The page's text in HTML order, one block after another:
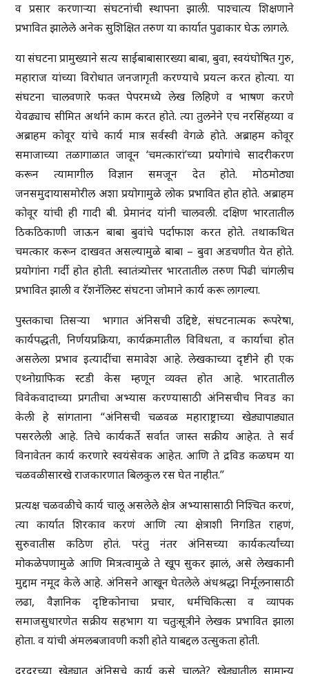
व प्रसार करणाऱ्या संघटनांची स्थापना झाली. पाश्चात्य शिक्षणाने
प्रभावित झालेले अनेक सुशिक्षित तरुण या कार्यात पुढाकार घेऊ लागले.
या संघटना प्रामुख्याने सत्य साईबाबासारख्या बाबा, बुवा, स्वयंघोषित गुरु,
महाराज यांच्या विरोधात जनजागृती करण्याचे प्रयत्न करत होत्या. या
संघटना चालवणारे फक्त पेपरमध्ये लेख लिहिणे व भाषण करणे
येवढ्याच सीमित अर्थाने काम करत होते. त्या तुलनेने एच नरसिंहय्या व
अब्राहम कोवूर यांचे कार्य मात्र सर्वस्वी वेगळे होते. अब्राहम कोवूर
समाजाच्या तळागाळात जावून ‘चमत्कारां’च्या प्रयोगांचे सादरीकरण
करून त्यामागील विज्ञान समजून देत होते. मोठमोठ्या
जनसमुदायासमोरील अशा प्रयोगामुळे लोक प्रभावित होत होते. अब्राहम
कोवूर यांची ही गादी बी. प्रेमानंद यांनी चालवली. दक्षिण भारतातील
ठिकठिकाणी जाऊन बाबा बुवांचे पर्दाफाश करत होते. तथाकथित
चमत्कार करून दाखवत असल्यामुळे बाबा – बुवा अडचणीत येत होते.
प्रयोगांना गर्दी होत होती. स्वातंत्र्योत्तर भारतातील तरुण पिढी चांगलीच
प्रभावित झाली व रॅशनॅलिस्ट संघटना जोमाने कार्य करू लागल्या.
पुस्तकाचा तिसऱ्या भागात अंनिसची उद्दिष्टे, संघटनात्मक रूपरेषा,
कार्यपद्धती, निर्णयप्रक्रिया, कार्यक्रमातील विविधता, व कार्याचा होत
असलेला प्रभाव इत्यादींचा समावेश आहे. लेखकाच्या दृष्टीने ही एक
एथ्नोग्राफिक स्टडी केस म्हणून व्यक्त होत आहे. भारतातील
विवेकवादाच्या प्रगतीचा अभ्यास करण्यासाठी अंनिसचीच निवड का
केली हे सांगताना “अंनिसची चळवळ महाराष्ट्राच्या खेड्यापाड्यात
पसरलेली आहे. तिचे कार्यकर्ते सर्वात जास्त सक्रीय आहेत. ते सर्व
विनावेतन कार्य करणारे स्वयंसेवक आहेत. आणि ते द्रविड कळघम या
चळवळीसारखे राजकारणात बिलकुल रस घेत नाहीत.”
प्रत्यक्ष चळवळीचे कार्य चालू असलेले क्षेत्र अभ्यासासाठी निश्चित करणं,
त्या कार्यात शिरकाव करणं आणि त्या क्षेत्राशी निगडित राहणं,
सुरुवातीस कठिण होतं. परंतु नंतर अंनिसच्या कार्यकर्त्यांच्या
मोकळेपणामुळे आणि मित्रत्वामुळे ते खूप सुकर झालं, असे लेखकानी
मुद्दाम नमूद केले आहे. अंनिसने आखून घेतलेले अंधश्रद्धा निर्मूलनासाठी
लढा, वैज्ञानिक दृष्टिकोनाचा प्रचार, धर्मचिकित्सा व व्यापक
समाजसुधारणेत सक्रीय सहभाग या चतुःसूत्रीने लेखक प्रभावित झाला
होता. व यांची अंमलबजावणी कशी होते याबद्दल उत्सुकता होती.
दूरदूरच्या खेड्यात अंनिसचे कार्य कसे चालते? खेड्यातील सामान्य